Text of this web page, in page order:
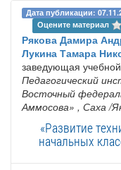
Дата публикации:
Оцените материал
Рякова Дамира
Лукина Тамара
заведующая
Педагогический
Восточный
Аммосова» , Саха /
«Развитие
начальных